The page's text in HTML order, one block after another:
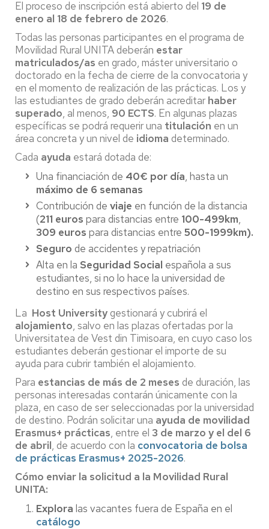
El proceso de inscripción está abierto del 19 de
enero al 18 de febrero de 2026.
Todas las personas participantes en el programa de
Movilidad Rural UNITA deberán estar
matriculados/as en grado, máster universitario o
doctorado en la fecha de cierre de la convocatoria y
en el momento de realización de las prácticas. Los y
las estudiantes de grado deberán acreditar haber
superado, al menos, 90 ECTS. En algunas plazas
específicas se podrá requerir una titulación en un
área concreta y un nivel de idioma determinado.
Cada ayuda estará dotada de:
Una financiación de 40€ por día, hasta un
máximo de 6 semanas
Contribución de viaje en función de la distancia
(211 euros para distancias entre 100-499km,
309 euros para distancias entre 500-1999km).
Seguro de accidentes y repatriación
Alta en la Seguridad Social española a sus
estudiantes, si no lo hace la universidad de
destino en sus respectivos países.
La Host Universitygestionará y cubrirá el
alojamiento, salvo en las plazas ofertadas por la
Universitatea de Vest din Timisoara, en cuyo caso los
estudiantes deberán gestionar el importe de su
ayuda para cubrir también el alojamiento.
Para estancias de más de 2 meses de duración, las
personas interesadas contarán únicamente con la
plaza, en caso de ser seleccionadas por la universidad
de destino. Podrán solicitar una ayuda de movilidad
Erasmus+ prácticas, entre el 3 de marzo y el del 6
de abril, de acuerdo con la convocatoria de bolsa
de prácticas Erasmus+ 2025-2026.
Cómo enviar la solicitud a la Movilidad Rural
UNITA:
Explora las vacantes fuera de España en el
catálogo